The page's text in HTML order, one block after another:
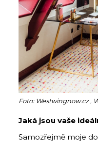
Foto: Westwingnow.cz ,
Jaká jsou vaše
Samozřejmě moje